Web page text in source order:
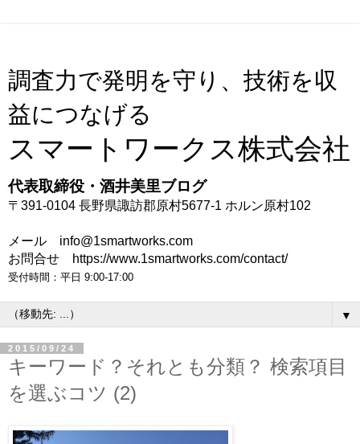
調査力で発明を守り、技術を収
益につなげる
スマートワークス株式会社
代表取締役・酒井美里ブログ
〒391-0104 長野県諏訪郡原村5677-1 ホルン原村102
メール info@1smartworks.com
お問合せ https://www.1smartworks.com/contact/
受付時間：平日 9:00-17:00
▼
2015/09/24
キーワード？それとも分類？ 検索項目
を選ぶコツ (2)